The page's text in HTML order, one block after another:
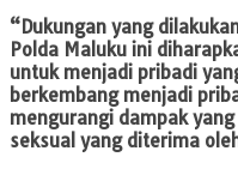
“Dukungan yang
Polda Maluku ini
untuk menjadi pribadi
berkembang menjadi
mengurangi dampak
seksual yang diterima